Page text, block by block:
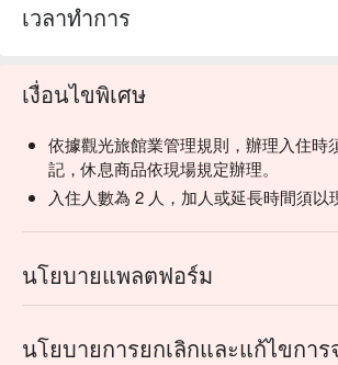
เวลาทำการ
เงื่อนไขพิเศษ
依據觀光旅館業管理規則，辦理入住時
記，休息商品依現場規定辦理。
入住人數為 2 人，加人或延長時間須以
นโยบายแพลตฟอร์ม
นโยบายการยกเลิกและแก้ไขการ